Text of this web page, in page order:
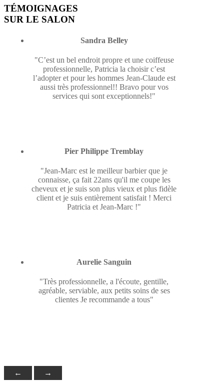
TÉMOIGNAGES
SUR LE SALON
Sandra Belley
"C’est un bel endroit propre et une coiffeuse
professionnelle, Patricia la choisir c’est
l’adopter et pour les hommes Jean-Claude est
aussi très professionnel!! Bravo pour vos
services qui sont exceptionnels!"
Pier Philippe Tremblay
"Jean-Marc est le meilleur barbier que je
connaisse, ça fait 22ans qu'il me coupe les
cheveux et je suis son plus vieux et plus fidèle
client et je suis entièrement satisfait ! Merci
Patricia et Jean-Marc !"
Aurelie Sanguin
"Très professionnelle, a l'écoute, gentille,
agréable, serviable, aux petits soins de ses
clientes Je recommande a tous"
← →